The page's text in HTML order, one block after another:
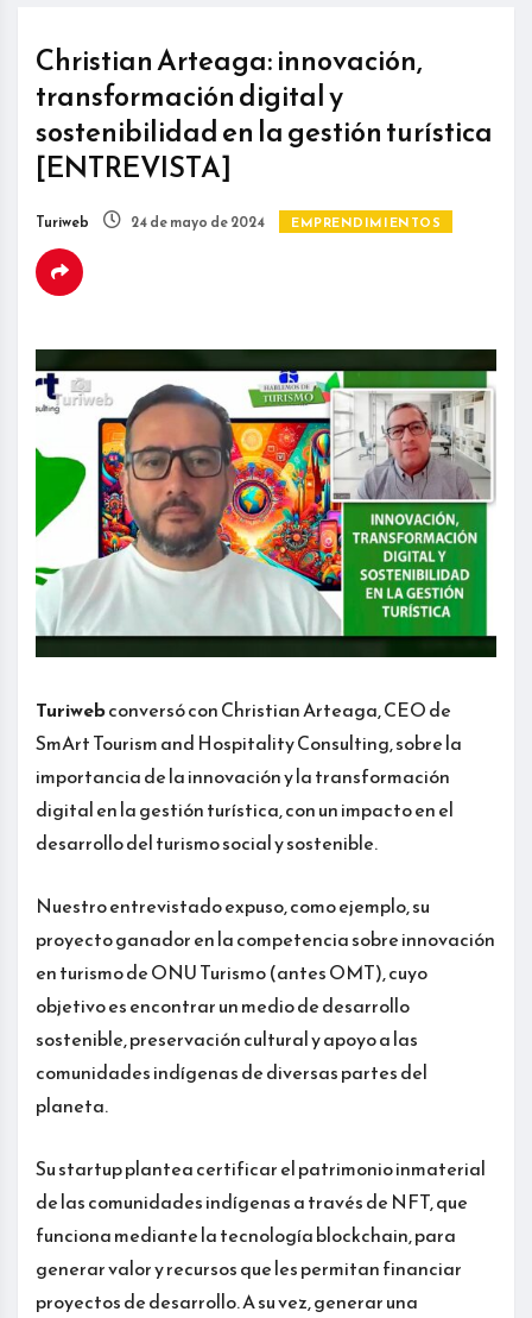
Christian Arteaga: innovación,
transformación digital y
sostenibilidad en la gestión turística
[ENTREVISTA]
Turiweb 24 de mayo de 2024 EMPRENDIMIENTOS
Turiwebconversó con Christian Arteaga, CEO de
SmArt Tourism and Hospitality Consulting, sobre la
importancia de la innovación y la transformación
digital en la gestión turística, con un impacto en el
desarrollo del turismo social y sostenible.
Nuestro entrevistado expuso, como ejemplo, su
proyecto ganador en la competencia sobre innovación
en turismo de ONU Turismo (antes OMT), cuyo
objetivo es encontrar un medio de desarrollo
sostenible, preservación cultural y apoyo a las
comunidades indígenas de diversas partes del
planeta.
Su startup plantea certificar el patrimonio inmaterial
de las comunidades indígenas a través de NFT, que
funciona mediante la tecnología blockchain, para
generar valor y recursos que les permitan financiar
proyectos de desarrollo. A su vez, generar una